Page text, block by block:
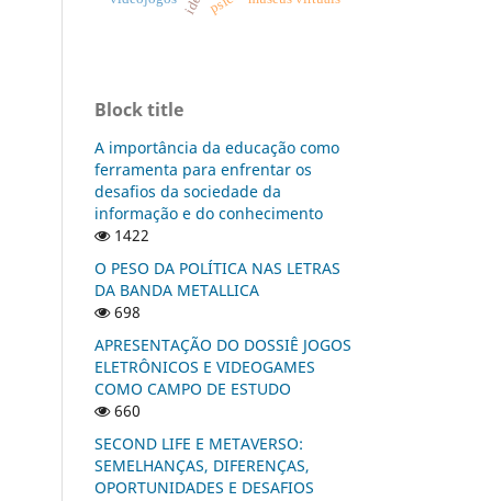
Block title
A importância da educação como
ferramenta para enfrentar os
desafios da sociedade da
informação e do conhecimento
1422
O PESO DA POLÍTICA NAS LETRAS
DA BANDA METALLICA
698
APRESENTAÇÃO DO DOSSIÊ JOGOS
ELETRÔNICOS E VIDEOGAMES
COMO CAMPO DE ESTUDO
660
SECOND LIFE E METAVERSO:
SEMELHANÇAS, DIFERENÇAS,
OPORTUNIDADES E DESAFIOS